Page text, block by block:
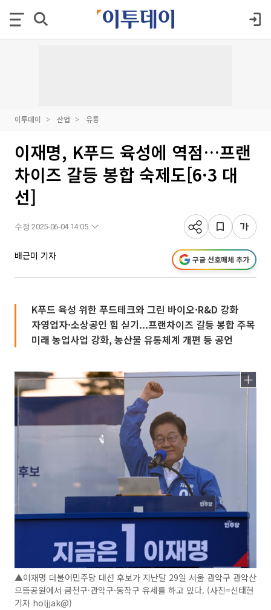
이투데이 산업 유통
이재명, K푸드 육성에 역점…프랜
차이즈 갈등 봉합 숙제도[6·3 대
선]
수정 2025-06-04 14:05
배근미 기자 구글 선호매체 추가
K푸드 육성 위한 푸드테크와 그린 바이오·R&D 강화
자영업자·소상공인 힘 싣기...프랜차이즈 갈등 봉합 주목
미래 농업사업 강화, 농산물 유통체계 개편 등 공언
▲이재명 더불어민주당 대선 후보가 지난달 29일 서울 관악구 관악산
으뜸공원에서 금천구·관악구·동작구 유세를 하고 있다. (사진=신태현
기자 holjjak@)